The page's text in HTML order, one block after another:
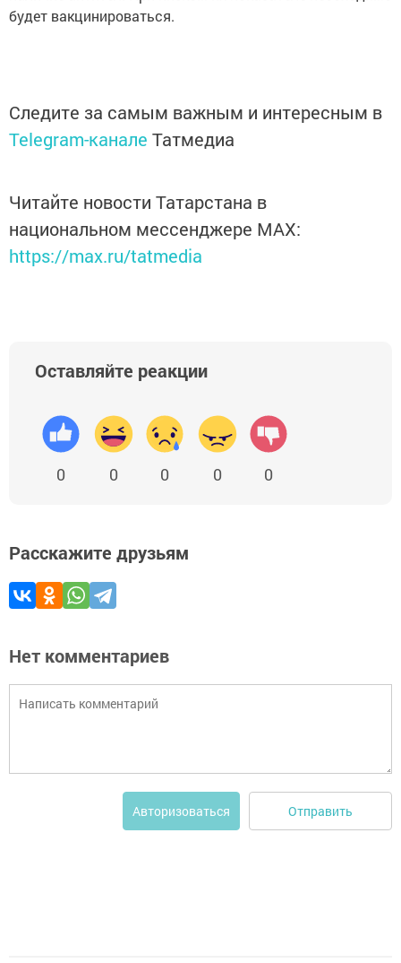
будет вакцинироваться.
Следите за самым важным и интересным в
Telegram-канале Татмедиа
Читайте новости Татарстана в
национальном мессенджере MАХ:
https://max.ru/tatmedia
Оставляйте реакции
0 0 0 0 0
Расскажите друзьям
Нет комментариев
Авторизоваться Отправить